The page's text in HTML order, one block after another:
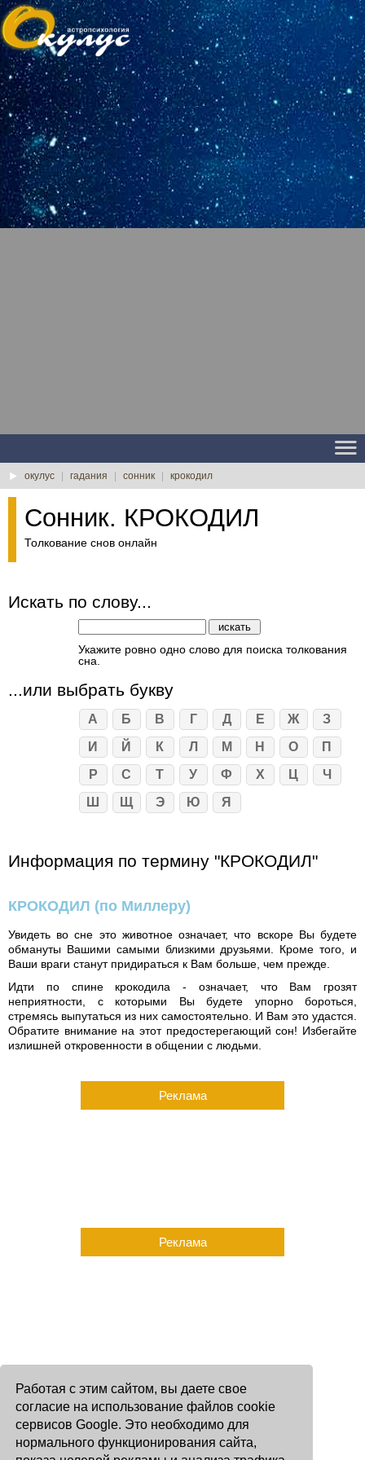
Работая с этим сайтом, вы даете свое
согласие на использование файлов cookie
сервисов Google. Это необходимо для
нормального функционирования сайта,
окулус гадания сонник крокодил
Сонник. КРОКОДИЛ
Толкование снов онлайн
Искать по слову...
Укажите ровно одно слово для поиска толкования
сна.
...или выбрать букву
А Б В Г Д Е Ж
З
И
Й К Л М Н О
П
Р
С Т У Ф Х Ц
Ч
Ш
Щ Э Ю Я
Информация по термину "КРОКОДИЛ"
КРОКОДИЛ (по Миллеру)
Увидеть во сне это животное означает, что вскоре Вы будете
обмануты Вашими самыми близкими друзьями. Кроме того, и
Ваши враги станут придираться к Вам больше, чем прежде.
Идти по спине крокодила - означает, что Вам грозят
неприятности, с которыми Вы будете упорно бороться,
стремясь выпутаться из них самостоятельно. И Вам это удастся.
Обратите внимание на этот предостерегающий сон! Избегайте
излишней откровенности в общении с людьми.
Реклама
Реклама